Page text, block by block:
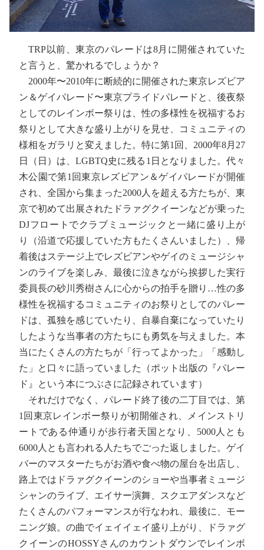
TRP以前、東京のパレードは8月に開催されていた
と言うと、驚かれるでしょうか？
2000年〜2010年に断続的に開催された東京レズビア
ン＆ゲイパレード〜東京プライドパレードと、後夜祭
としてのレインボー祭りは、性の多様性を祝福するお
祭りとして大きな盛り上がりを見せ、コミュニティの
様相をガラリと変えました。特に第1回、2000年8月27
日（日）は、LGBTQ史に残る1日となりました。代々
木公園で第1回東京レズビアン＆ゲイパレードが開催
され、全国から集まった2000人を超える方たちが、東
京で初めて出展されたドラァグクイーンなどが乗った
DJフロートでクラブミュージックと一緒に盛り上が
り（沿道で応援していた方もたくさんいました）、帰
着後はステージ上でレズビアンやゲイのミュージシャ
ンのライブを楽しみ、最後に泣きながら挨拶した実行
委員長の砂川秀樹さんに心からの拍手を贈り…性の多
様性を祝福するコミュニティのお祭りとしてのパレー
ドは、孤独を感じていたり、自暴自棄になっていたり
したような当事者の方たちにも勇気を与えました。本
当にたくさんの方たちが「行ってよかった」「感動し
た」と口々に語っていました（ポット出版の『パレー
ド』という本につぶさに記録されています）
それだけでなく、パレード終了後の二丁目では、第
1回東京レインボー祭りが初開催され、メインストリ
ートである仲通りが歩行者天国となり、5000人とも
6000人とも言われる人たちでごった返しました。ゲイ
バーのマスターたちがお酒や食べ物の屋台を出店し、
路上ではドラァグクイーンのショーや当事者ミュージ
シャンのライブ、エイサー演舞、スクエアダンスなど
たくさんのパフォーマンスが行なわれ、最後に、モー
ニング娘。の曲でイェイイェイ盛り上がり、ドラァグ
クイーンのHOSSYさんのカウントダウンでレインボ